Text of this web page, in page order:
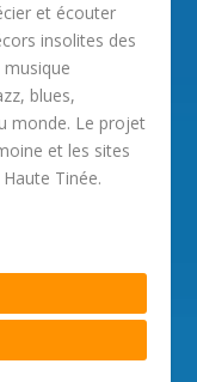
et écouter
insolites des
blues,
monde. Le projet
et les sites
Tinée.